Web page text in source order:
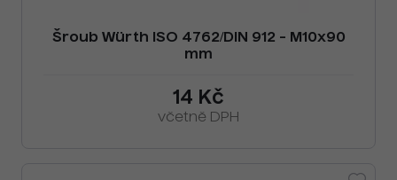
Šroub Würth ISO 4762/DIN 912 - M10x90
mm
14 Kč
včetně DPH